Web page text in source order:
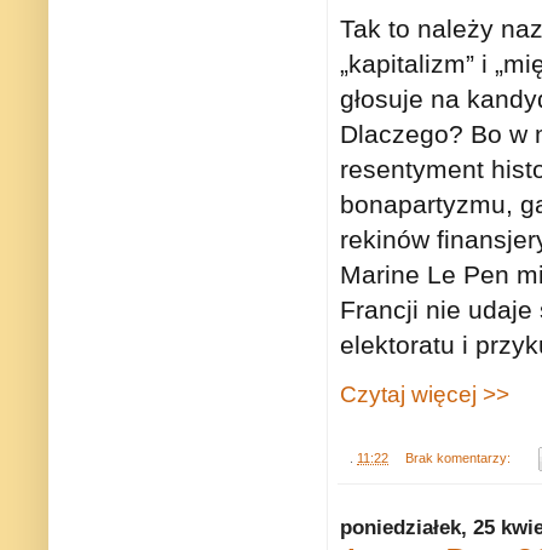
Tak to należy
„kapitalizm” i
głosuje na
Dlaczego? Bo w
resentyment
bonapartyzmu,
rekinów
Marine Le Pen
Francji nie udaje
elektoratu i
Czytaj więcej >>
11:22 Brak komentarzy:
poniedziałek, 25